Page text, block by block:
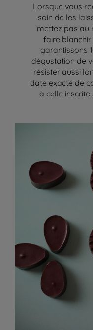
Lorsque vous
soin de les
mettez pas au
faire blanchir
garantissons
dégustation de
résister aussi
date exacte de
à celle